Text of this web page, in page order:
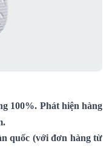
100%. Phát hiện hàng
quốc (với đơn hàng từ